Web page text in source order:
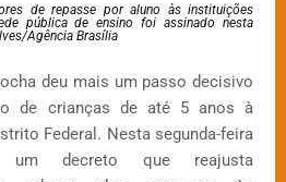
de repasse por aluno às instituições
pública de ensino foi assinado nesta
Agência Brasília
deu mais um passo decisivo
de crianças de até 5 anos à
Federal. Nesta segunda-feira
decreto que reajusta